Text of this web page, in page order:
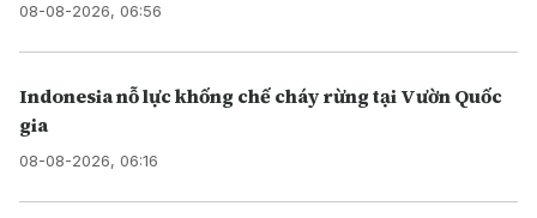
08-08-2026, 06:56
Indonesia nỗ lực khống chế cháy rừng tại Vườn Quốc
gia
08-08-2026, 06:16